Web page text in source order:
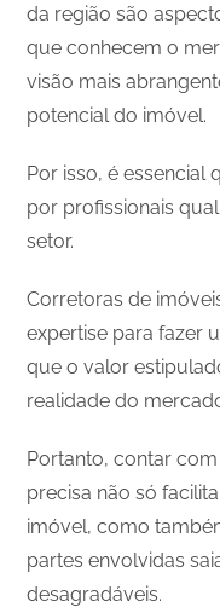
da região são
que conhecem o
visão mais
potencial do imóvel.
Por isso, é essencial
por profissionais
setor.
Corretoras de
expertise para fazer
que o valor
realidade do
Portanto, contar
precisa não só
imóvel, como
partes envolvidas
desagradáveis.